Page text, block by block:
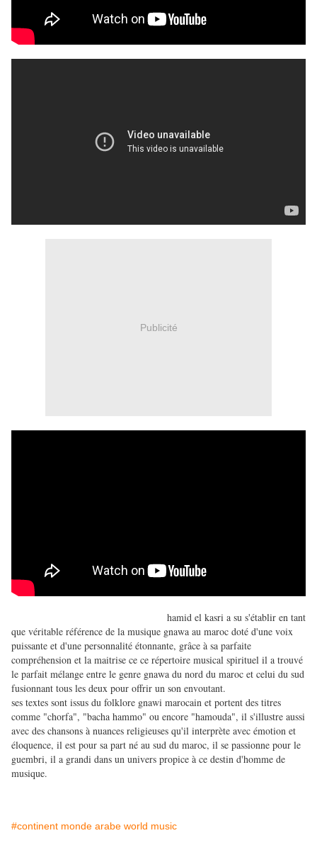
Publicité
hamid el kasri a su s'établir en tant
que véritable référence de la musique gnawa au maroc doté d'une voix
puissante et d'une personnalité étonnante, grâce à sa parfaite
compréhension et la maitrise ce ce répertoire musical spirituel il a trouvé
le parfait mélange entre le genre gnawa du nord du maroc et celui du sud
fusionnant tous les deux pour offrir un son envoutant.
ses textes sont issus du folklore gnawi marocain et portent des titres
comme "chorfa", "bacha hammo" ou encore "hamouda", il s'illustre aussi
avec des chansons à nuances religieuses qu'il interprète avec émotion et
éloquence, il est pour sa part né au sud du maroc, il se passionne pour le
guembri, il a grandi dans un univers propice à ce destin d'homme de
musique.
#continent monde arabe world music